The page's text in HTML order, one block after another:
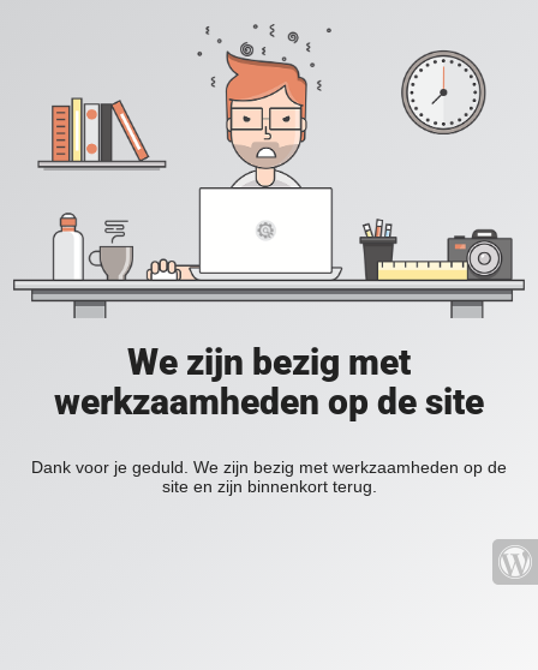
We zijn bezig met
werkzaamheden op de site
Dank voor je geduld. We zijn bezig met werkzaamheden op de
site en zijn binnenkort terug.